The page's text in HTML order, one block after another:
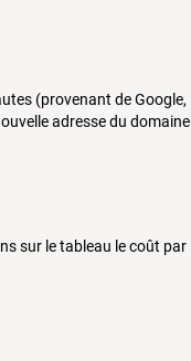
(provenant de Google,
adresse du domaine
sur le tableau le coût par